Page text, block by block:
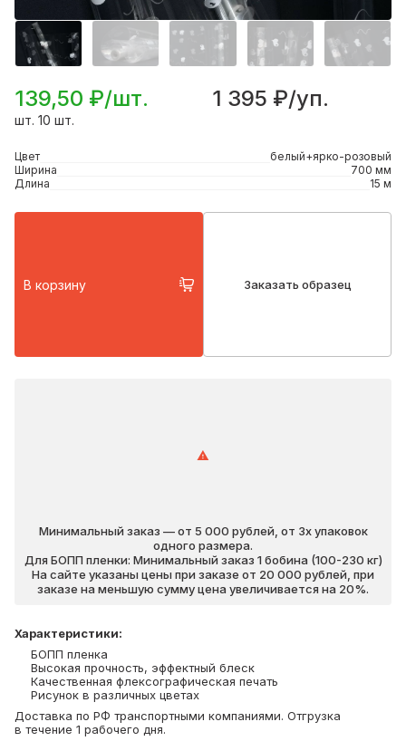
139,50 ₽/шт. 1 395 ₽/уп.
шт. 10 шт.
Цвет
белый+ярко-розовый
Ширина
700 мм
Длина
15 м
В корзину Заказать образец
Минимальный заказ — от 5 000 рублей, от 3х упаковок
одного размера.
Для БОПП пленки: Минимальный заказ 1 бобина (100-230 кг)
На сайте указаны цены при заказе от 20 000 рублей, при
заказе на меньшую сумму цена увеличивается на 20%.
Характеристики:
БОПП пленка
Высокая прочность, эффектный блеск
Качественная флексографическая печать
Рисунок в различных цветах
Доставка по РФ транспортными компаниями. Отгрузка
в течение 1 рабочего дня.